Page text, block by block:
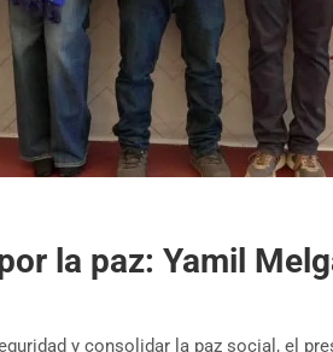
la paz: Yamil
y consolidar la paz social, el